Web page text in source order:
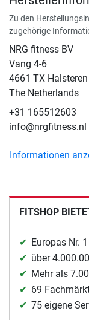
Zu den
zugehörige
NRG fitness BV
Vang 4-6
4661 TX Halsteren
The Netherlands
+31 165512603
info@nrgfitness.nl
Informationen
FITSHOP
Europas Nr.
über
Mehr als
69
75 eigene